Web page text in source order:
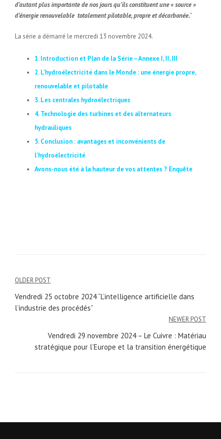
d’autant plus importante de nos jours qu’ils constituent une « source »
d’énergie renouvelable totalement pilotable, propre et décarbonée.”
La série a démarré le mercredi 13 novembre 2024.
1. Introduction et Plan de la Série – Annexe I, II, III
2. L’hydroélectricité dans le Monde : une énergie propre,
renouvelable et pilotable
3. Les centrales hydroélectriques
4. Technologie des turbines et des alternateurs
hydrauliques
5. Conclusion : avantages et inconvénients de
l’hydroélectricité
Avons-nous été à la hauteur de vos attentes ? Enquête
Navigation
de
l’article
OLDER POST
Vendredi 25 octobre 2024 “L’intelligence artificielle dans
l’industrie des procédés”
NEWER POST
Vendredi 29 novembre 2024 – Le Cuivre : Matériau
stratégique pour l’Europe et la transition énergétique